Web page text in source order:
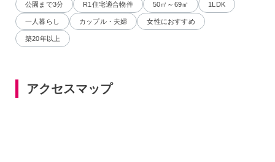
公園まで3分 R1住宅適合物件 50㎡～69㎡ 1LDK
一人暮らし カップル・夫婦 女性におすすめ
築20年以上
アクセスマップ